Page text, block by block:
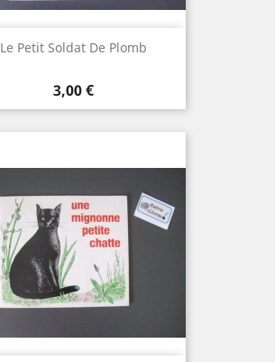
Le Petit Soldat De Plomb
Prix
3,00 €